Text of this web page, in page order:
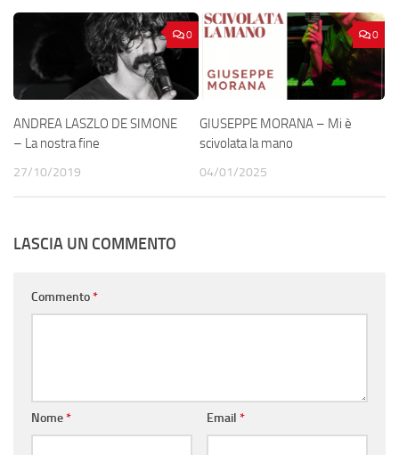
0
ANDREA LASZLO DE SIMONE
– La nostra fine
27/10/2019
0
GIUSEPPE MORANA – Mi è
scivolata la mano
04/01/2025
LASCIA UN COMMENTO
Commento*
Nome* Email *